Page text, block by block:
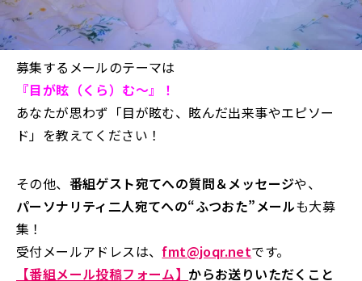
募集するメールのテーマは
『目が眩（くら）む～』
！
あなたが思わず「目が眩む、眩んだ出来事やエピソー
ド」を教えてください！
その他、 番組ゲスト宛てへの質問＆メッセージや、
パーソナリティ二人宛てへの“ふつおた”メールも大募
集！
受付メールアドレスは、fmt@joqr.netです。
【番組メール投稿フォーム】 からお送りいただくこと